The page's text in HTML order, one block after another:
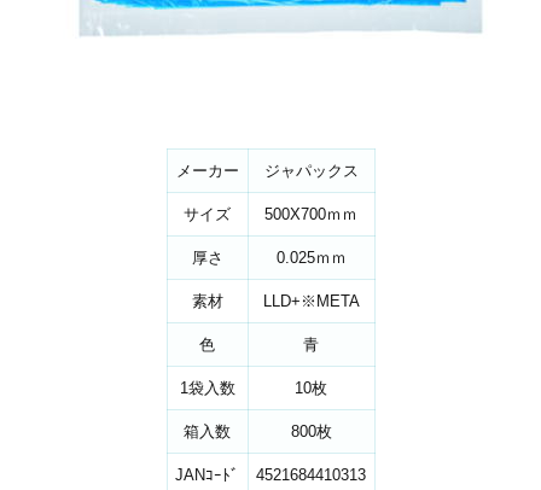
メーカー ジャパックス
サイズ 500X700ｍｍ
厚さ 0.025ｍｍ
素材 LLD+※META
色 青
1袋入数 10枚
箱入数 800枚
JANｺｰﾄﾞ 4521684410313